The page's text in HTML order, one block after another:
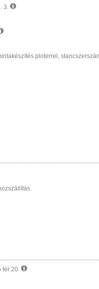
3.
ploterrel,
tér 20.